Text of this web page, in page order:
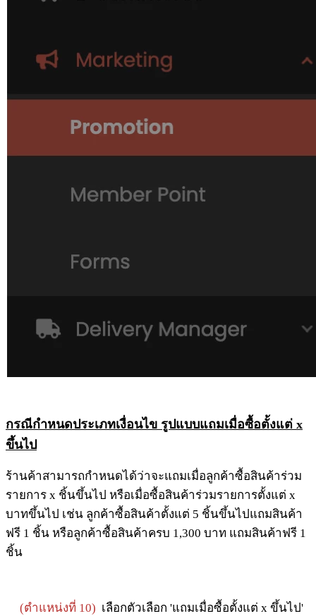
กรณีกำหนดประเภทเงื่อนไข รูปแบบแถมเมื่อซื้อตั้งแต่ x
ขึ้นไป
ร้านค้าสามารถกำหนดได้ว่าจะแถมเมื่อลูกค้าซื้อสินค้าร่วม
รายการ x ชิ้นขึ้นไป หรือเมื่อซื้อสินค้าร่วมรายการตั้งแต่ x
บาทขึ้นไป เช่น ลูกค้าซื้อสินค้าตั้งแต่ 5 ชิ้นขึ้นไปแถมสินค้า
ฟรี 1 ชิ้น หรือลูกค้าซื้อสินค้าครบ 1,300 บาท แถมสินค้าฟรี 1
ชิ้น
(ตำแหน่งที่ 10) เลือกตัวเลือก 'แถมเมื่อซื้อตั้งแต่ x ขึ้นไป'